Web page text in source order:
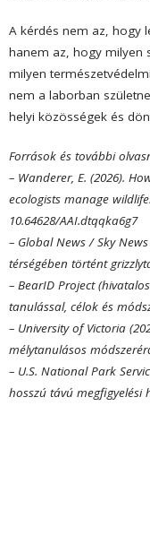
A kérdés nem az, hogy
hanem az, hogy milyen
milyen
nem a laborban
helyi közösségek és
Források és további
– Wanderer, E. (2026).
ecologists manage
10.64628/AAI.dtqqka6g7
– Global News / Sky
térségében történt
– BearID Project
tanulással, célok és
– University of Victoria
mélytanulásos
– U.S. National Park
hosszú távú megfigyelési